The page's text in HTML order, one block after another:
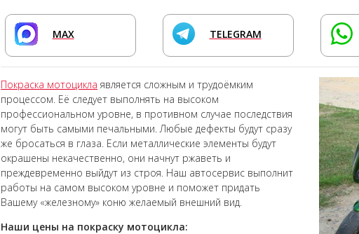
MAX TELEGRAM
Покраска мотоцикла является сложным и трудоёмким
процессом. Её следует выполнять на высоком
профессиональном уровне, в противном случае последствия
могут быть самыми печальными. Любые дефекты будут сразу
же бросаться в глаза. Если металлические элементы будут
окрашены некачественно, они начнут ржаветь и
преждевременно выйдут из строя. Наш автосервис выполнит
работы на самом высоком уровне и поможет придать
Вашему «железному» коню желаемый внешний вид.
Наши цены на покраску мотоцикла: